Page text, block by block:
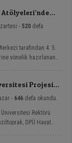
Atölyeleri’nde
- 520 defa
tarafından 4. 5.
yönelik hazırlanan
DPÜ Çocuk
düzenlenen açılış
Projesi
- 646 defa okundu.
Üniversitesi Rektörü
DPÜ Hayat